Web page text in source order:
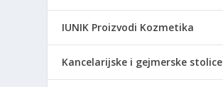
IUNIK Proizvodi Kozmetika
Kancelarijske i gejmerske stolice